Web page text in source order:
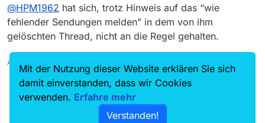
@HPM1962 hat sich, trotz Hinweis auf das “wie
fehlender Sendungen melden” in dem von ihm
gelöschten Thread, nicht an die Regel gehalten.
Auch ein Maulwurfn findet mal ein Huhn!
Mit der Nutzung dieser Website erklären Sie sich
damit einverstanden, dass wir Cookies
verwenden. Erfahre mehr
Verstanden!